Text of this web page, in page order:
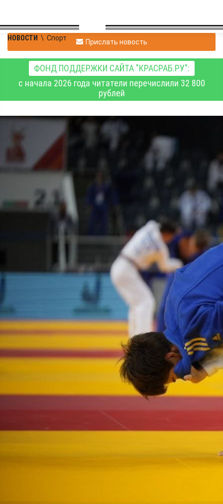
НОВОСТИ \ Спорт Прислать новость
ФОНД ПОДДЕРЖКИ САЙТА "КРАСРАБ.РУ":
с начала 2026 года читатели перечислили 32 800
рублей
У красноярских
дзюдоистов 15
медалей домашнего
турнира памяти
Владимира Назарова
Спорт
624
Фото:
Министерство спорта Красноярского края
Во Дворце спорта имени Ивана Ярыгина прошли
всероссийские соревнования по дзюдо памяти
заслуженного тренера России Владимира Назарова. В
турнире приняли участие более 150 спортсменов до 21 года